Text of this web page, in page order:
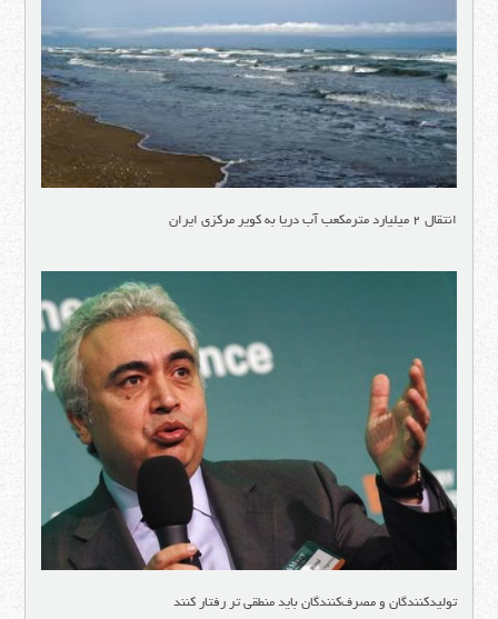
انتقال ۲ میلیارد مترمکعب آب دریا به کویر مرکزی ایران
تولیدکنندگان و مصرف‌کنندگان باید منطقی تر رفتار کنند